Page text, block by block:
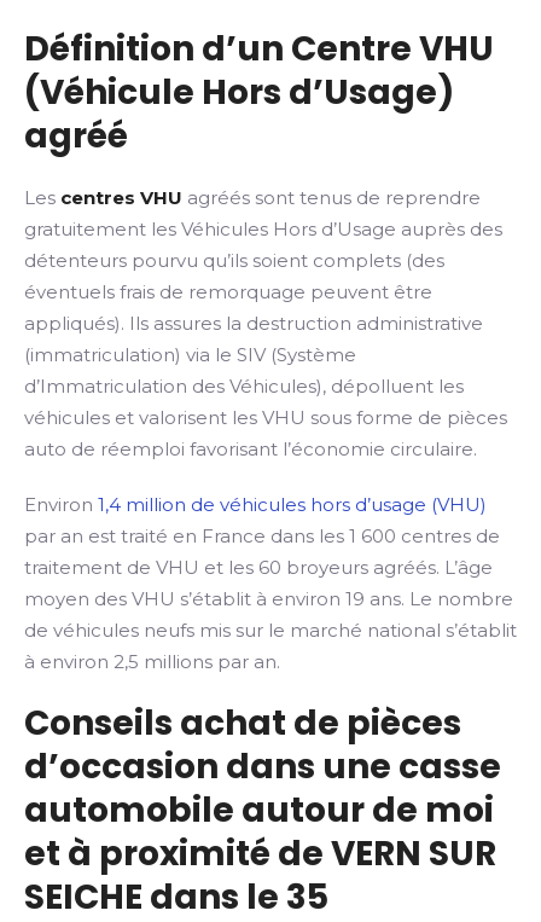
Définition d’un Centre VHU
(Véhicule Hors d’Usage)
agréé
Les centres VHU agréés sont tenus de reprendre
gratuitement les Véhicules Hors d’Usage auprès des
détenteurs pourvu qu’ils soient complets (des
éventuels frais de remorquage peuvent être
appliqués). Ils assures la destruction administrative
(immatriculation) via le SIV (Système
d’Immatriculation des Véhicules), dépolluent les
véhicules et valorisent les VHU sous forme de pièces
auto de réemploi favorisant l’économie circulaire.
Environ 1,4 million de véhicules hors d’usage (VHU)
par an est traité en France dans les 1 600 centres de
traitement de VHU et les 60 broyeurs agréés. L’âge
moyen des VHU s’établit à environ 19 ans. Le nombre
de véhicules neufs mis sur le marché national s’établit
à environ 2,5 millions par an.
Conseils achat de pièces
d’occasion dans une casse
automobile autour de moi
et à proximité de VERN SUR
SEICHE dans le 35